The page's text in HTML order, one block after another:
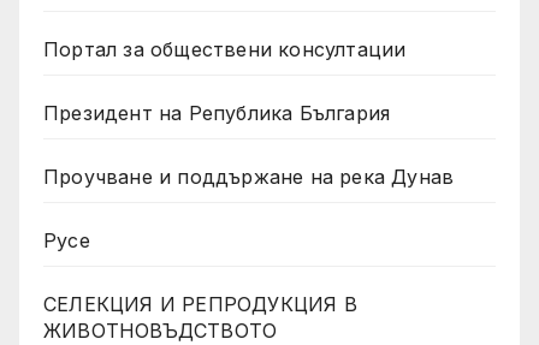
Портал за обществени консултации
Президент на Република България
Проучване и поддържане на река Дунав
Русе
СЕЛЕКЦИЯ И РЕПРОДУКЦИЯ В
ЖИВОТНОВЪДСТВОТО